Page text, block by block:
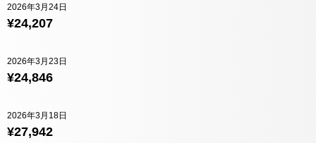
¥24,207
2026年3月24日
¥24,846
2026年3月23日
¥27,942
2026年3月18日